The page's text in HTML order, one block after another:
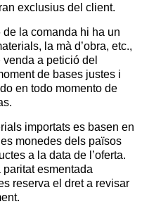
exclusius del client.
de la comanda hi ha un
la mà d’obra, etc.,
a petició del
de bases justes i
en todo momento de
importats es basen en
monedes dels països
a la data de l’oferta.
esmentada
reserva el dret a revisar